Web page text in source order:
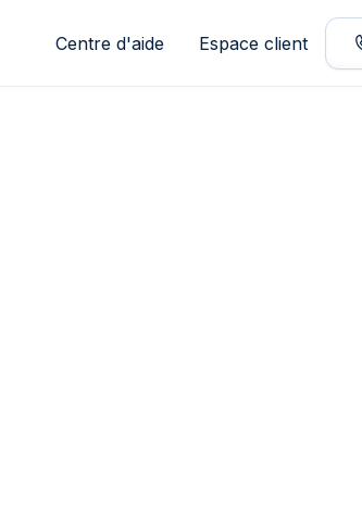
Centre d'aide Espace client